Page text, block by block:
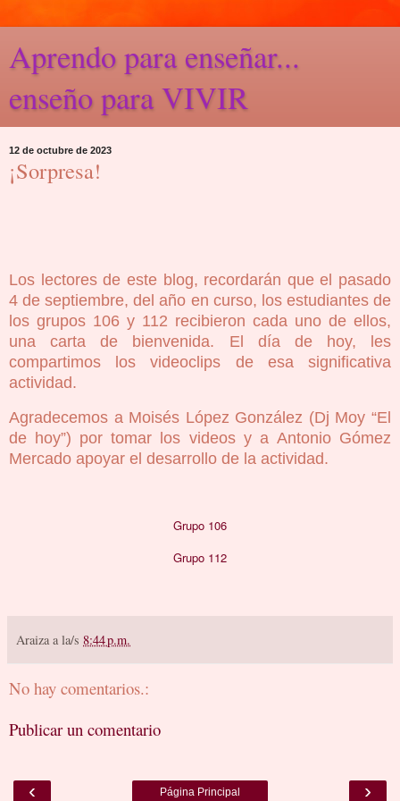
Aprendo para enseñar...
enseño para VIVIR
12 de octubre de 2023
¡Sorpresa!
Los lectores de este blog, recordarán que el pasado
4 de septiembre, del año en curso, los estudiantes de
los grupos 106 y 112 recibieron cada uno de ellos,
una carta de bienvenida. El día de hoy, les
compartimos los videoclips de esa significativa
actividad.
Agradecemos a Moisés López González (Dj Moy “El
de hoy”) por tomar los videos y a Antonio Gómez
Mercado apoyar el desarrollo de la actividad.
Grupo 106
Grupo 112
Araiza a la/s 8:44 p.m.
No hay comentarios.:
Publicar un comentario
‹ ›
Página Principal